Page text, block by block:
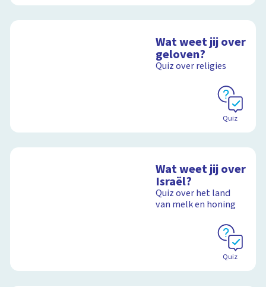
Wat weet jij over
geloven?
Quiz over religies
Quiz
Wat weet jij over
Israël?
Quiz over het land
van melk en honing
Quiz